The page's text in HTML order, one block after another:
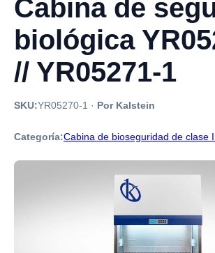
Cabina de
biológica
// YR05271-1
SKU:YR05270-1 · Por Kalstein
Categoría:Cabina de bioseguridad de clase